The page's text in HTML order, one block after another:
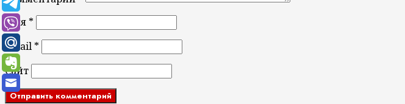
Имя *
Email *
Сайт